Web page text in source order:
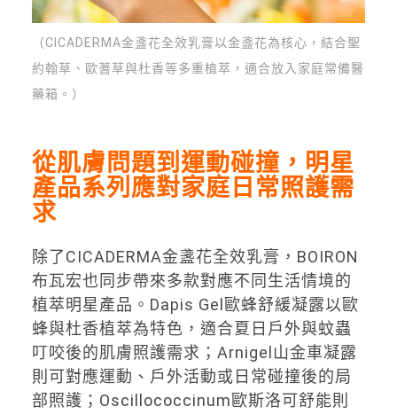
（CICADERMA金盞花全效乳膏以金盞花為核心，結合聖
約翰草、歐蓍草與杜香等多重植萃，適合放入家庭常備醫
藥箱。 ）
從肌膚問題到運動碰撞，明星
產品系列應對家庭日常照護需
求
除了CICADERMA金盞花全效乳膏，BOIRON
布瓦宏也同步帶來多款對應不同生活情境的
植萃明星產品。Dapis Gel歐蜂舒緩凝露以歐
蜂與杜香植萃為特色，適合夏日戶外與蚊蟲
叮咬後的肌膚照護需求；Arnigel山金車凝露
則可對應運動、戶外活動或日常碰撞後的局
部照護；Oscillococcinum歐斯洛可舒能則